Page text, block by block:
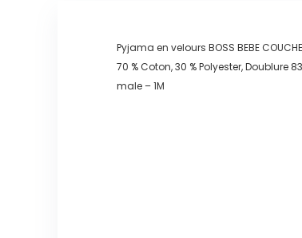
Pyjama en velours BOSS BEBE
70 % Coton, 30 % Polyester, Doublure
male – 1M